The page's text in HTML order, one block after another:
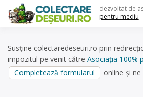
content
dezvoltat de
pentru mediu
Susține colectaredeseuri.ro prin
impozitul pe venit către Asociația 100%
Completează formularul
online și